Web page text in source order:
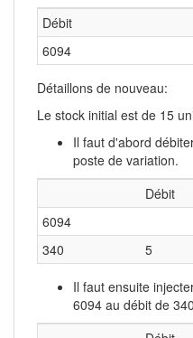
Débit
6094
Détaillons de nouveau:
Le stock initial est de 15
Il faut d'abord
poste de variation.
Débit
6094
340
5
Il faut ensuite
6094 au débit de 340